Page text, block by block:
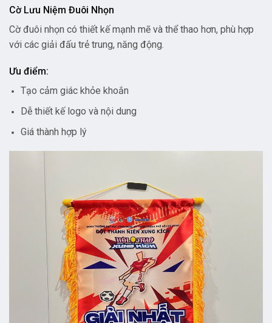
Cờ Lưu Niệm Đuôi Nhọn
Cờ đuôi nhọn có thiết kế mạnh mẽ và thể thao hơn, phù hợp
với các giải đấu trẻ trung, năng động.
Ưu điểm:
Tạo cảm giác khỏe khoắn
Dễ thiết kế logo và nội dung
Giá thành hợp lý